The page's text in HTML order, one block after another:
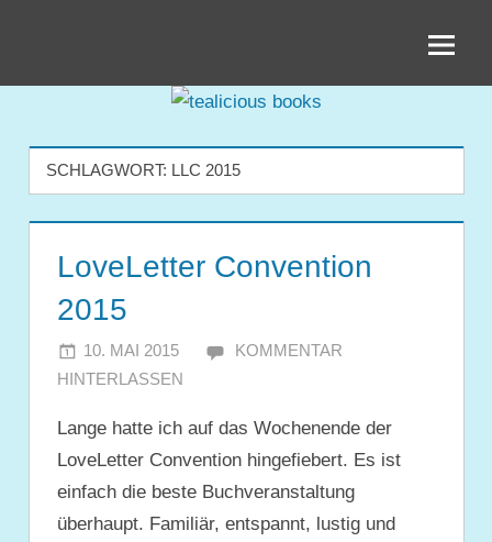
books
SCHLAGWORT: LLC 2015
LoveLetter Convention
2015
10. MAI 2015 JULIA
KOMMENTAR
HINTERLASSEN
Lange hatte ich auf das Wochenende der
LoveLetter Convention hingefiebert. Es ist
einfach die beste Buchveranstaltung
überhaupt. Familiär, entspannt, lustig und